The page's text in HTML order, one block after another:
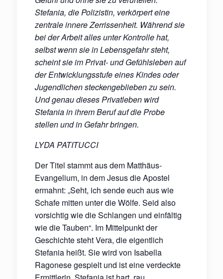
Stefania, die Polizistin, verkörpert eine
zentrale innere Zerrissenheit. Während sie
bei der Arbeit alles unter Kontrolle hat,
selbst wenn sie in Lebensgefahr steht,
scheint sie im Privat- und Gefühlsleben auf
der Entwicklungsstufe eines Kindes oder
Jugendlichen steckengeblieben zu sein.
Und genau dieses Privatleben wird
Stefania in ihrem Beruf auf die Probe
stellen und in Gefahr bringen.
LYDA PATITUCCI
Der Titel stammt aus dem Matthäus-
Evangelium, in dem Jesus die Apostel
ermahnt: „Seht, ich sende euch aus wie
Schafe mitten unter die Wölfe. Seid also
vorsichtig wie die Schlangen und einfältig
wie die Tauben“. Im Mittelpunkt der
Geschichte steht Vera, die eigentlich
Stefania heißt. Sie wird von Isabella
Ragonese gespielt und ist eine verdeckte